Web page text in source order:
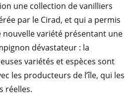
une collection de vanilliers
par le Cirad, et qui a permis
variété présentant une
dévastateur : la
variétés et espèces sont
les producteurs de l’île, qui les
réelles.